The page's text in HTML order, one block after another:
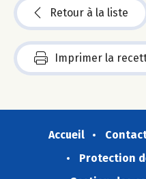
Retour à la liste
Imprimer la
Accueil
Protection